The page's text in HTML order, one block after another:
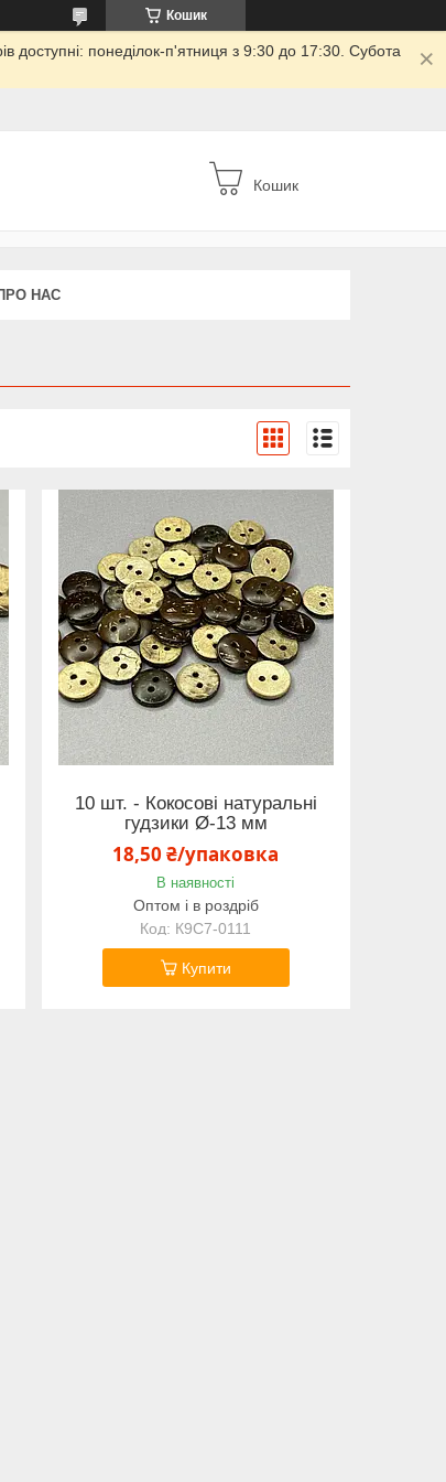
Кошик
доступні: понеділок-п'ятниця з 9:30 до 17:30. Субота
Кошик
НАС
10 шт. - Кокосові натуральні
гудзики Ø-13 мм
18,50 ₴/упаковка
В наявності
Оптом і в роздріб
К9С7-0111
Купити